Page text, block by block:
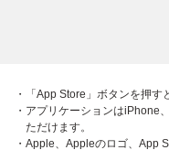
・「App Store」ボタンを押す
・アプリケーションはiPhone
ただけます。
・Apple、Appleのロゴ、App